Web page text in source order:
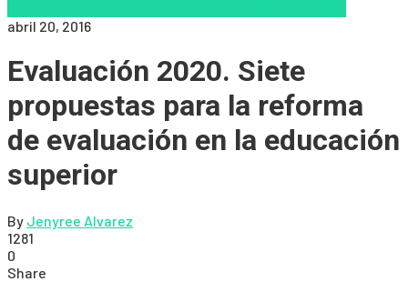
abril 20, 2016
Evaluación 2020. Siete
propuestas para la reforma
de evaluación en la educación
superior
By Jenyree Alvarez
1281
0
Share